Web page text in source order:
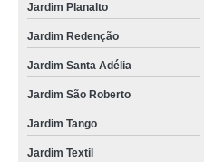
preço de queijomatic 5000 litros
preço de queijomatic 200 litros Itajaí
queijomatic 1000 litros orçamento
queijomatic fechada orçamento
queijomatic fechada Passo Fundo
Jardim Planalto
Jardim Redenção
Jardim Santa Adélia
Jardim São Roberto
Jardim Tango
Jardim Textil